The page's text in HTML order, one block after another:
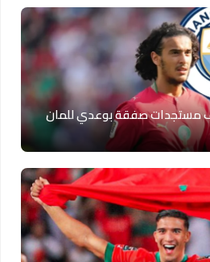
مستجدات صفقة بوعدي للمان